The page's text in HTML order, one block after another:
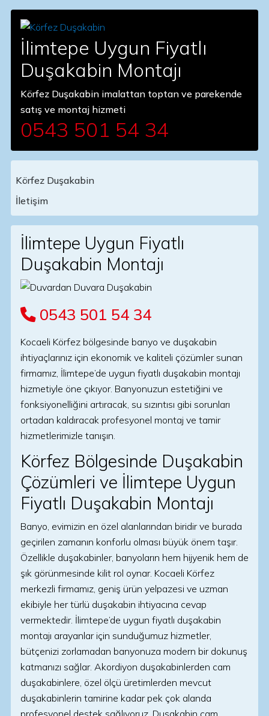
İlimtepe Uygun Fiyatlı
Duşakabin Montajı
Körfez Duşakabin imalattan toptan ve parekende
satış ve montaj hizmeti
0543 501 54 34
Main Navigation
Körfez Duşakabin
İletişim
İlimtepe Uygun Fiyatlı
Duşakabin Montajı
0543 501 54 34
Kocaeli Körfez bölgesinde banyo ve duşakabin
ihtiyaçlarınız için ekonomik ve kaliteli çözümler sunan
firmamız, İlimtepe’de uygun fiyatlı duşakabin montajı
hizmetiyle öne çıkıyor. Banyonuzun estetiğini ve
fonksiyonelliğini artıracak, su sızıntısı gibi sorunları
ortadan kaldıracak profesyonel montaj ve tamir
hizmetlerimizle tanışın.
Körfez Bölgesinde Duşakabin
Çözümleri ve İlimtepe Uygun
Fiyatlı Duşakabin Montajı
Banyo, evimizin en özel alanlarından biridir ve burada
geçirilen zamanın konforlu olması büyük önem taşır.
Özellikle duşakabinler, banyoların hem hijyenik hem de
şık görünmesinde kilit rol oynar. Kocaeli Körfez
merkezli firmamız, geniş ürün yelpazesi ve uzman
ekibiyle her türlü duşakabin ihtiyacına cevap
vermektedir. İlimtepe’de uygun fiyatlı duşakabin
montajı arayanlar için sunduğumuz hizmetler,
bütçenizi zorlamadan banyonuza modern bir dokunuş
katmanızı sağlar. Akordiyon duşakabinlerden cam
duşakabinlere, özel ölçü üretimlerden mevcut
duşakabinlerin tamirine kadar pek çok alanda
profesyonel destek sağlıyoruz. Duşakabin cam